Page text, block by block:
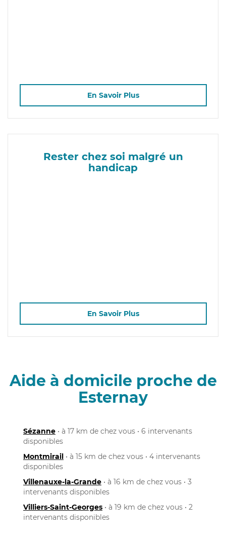
En Savoir Plus
Rester chez soi malgré un
handicap
En Savoir Plus
Aide à domicile proche de
Esternay
Sézanne • à 17 km de chez vous • 6 intervenants
disponibles
Montmirail • à 15 km de chez vous • 4 intervenants
disponibles
Villenauxe-la-Grande • à 16 km de chez vous • 3
intervenants disponibles
Villiers-Saint-Georges • à 19 km de chez vous • 2
intervenants disponibles